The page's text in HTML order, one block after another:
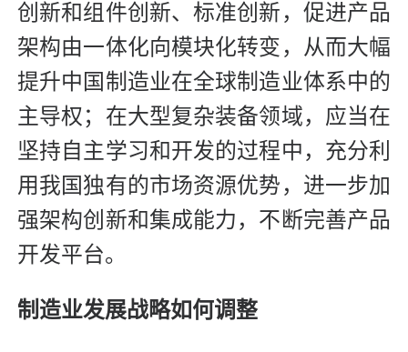
创新和组件创新、标准创新，促进产品
架构由一体化向模块化转变，从而大幅
提升中国制造业在全球制造业体系中的
主导权；在大型复杂装备领域，应当在
坚持自主学习和开发的过程中，充分利
用我国独有的市场资源优势，进一步加
强架构创新和集成能力，不断完善产品
开发平台。
制造业发展战略如何调整